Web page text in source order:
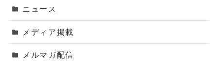
ニュース
メディア掲載
メルマガ配信